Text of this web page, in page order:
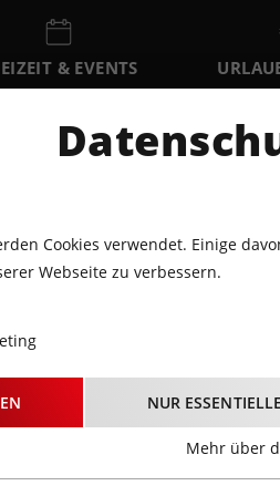
& EVENTS
SA
grandiose Aussichten,
Tourentipps sind alle
Cookies verwendet. Einige
Webseite zu verbessern.
NUR
Mehr über